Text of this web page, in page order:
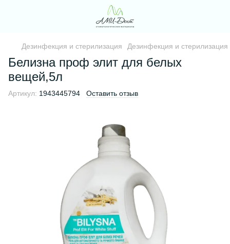
Дезинфекция и стерилизация Дезинфекция и
Белизна проф элит для белых
вещей,5л
Артикул: 1943445794 Оставить отзыв